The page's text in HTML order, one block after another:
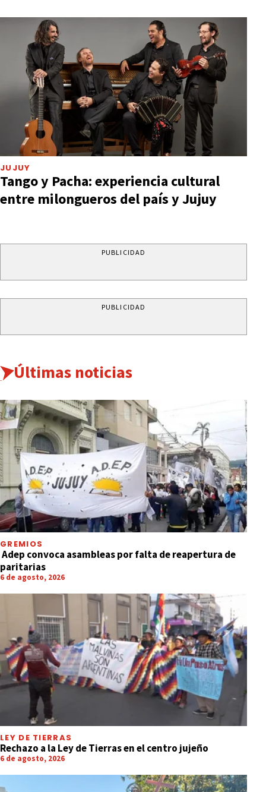
JUJUY
Tango y Pacha: experiencia cultural
entre milongueros del país y Jujuy
PUBLICIDAD
PUBLICIDAD
Últimas noticias
GREMIOS
Adep convoca asambleas por falta de reapertura de
paritarias
6 de agosto, 2026
LEY DE TIERRAS
Rechazo a la Ley de Tierras en el centro jujeño
6 de agosto, 2026